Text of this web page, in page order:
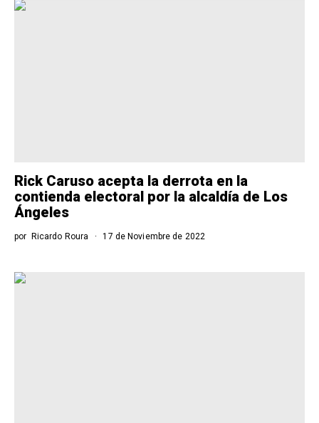
Rick Caruso acepta la derrota en la
contienda electoral por la alcaldía de Los
Ángeles
por Ricardo Roura 17 de Noviembre de 2022